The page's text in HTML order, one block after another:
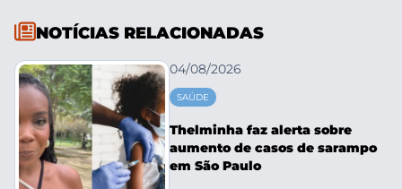
NOTÍCIAS RELACIONADAS
04/08/2026
SAÚDE
Thelminha faz alerta sobre
aumento de casos de sarampo
em São Paulo